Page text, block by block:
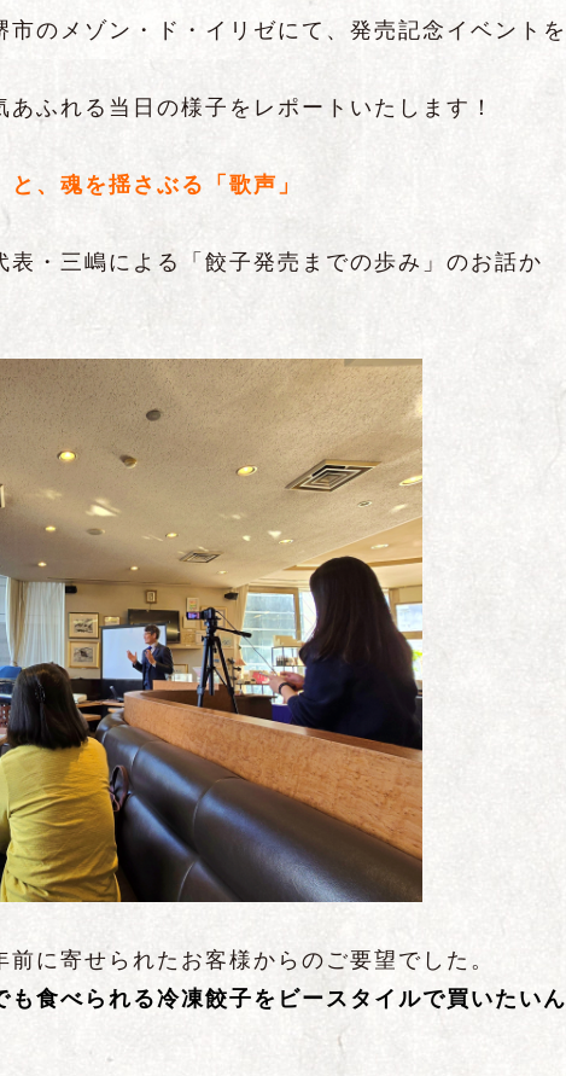
市のメゾン・ド・イリゼにて、発売記念イベントを
ふれる当日の様子をレポートいたします！
、魂を揺さぶる「歌声」
表・三嶋による「餃子発売までの歩み」のお話か
に寄せられたお客様からのご要望でした。
も食べられる冷凍餃子をビースタイルで買いたいん